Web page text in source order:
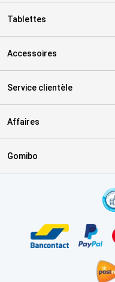
Tablettes
Accessoires
Service clientèle
Affaires
Gomibo